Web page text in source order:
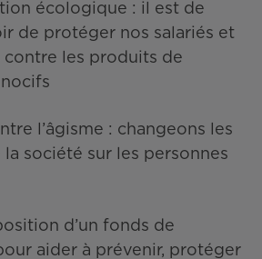
écologique : il est de
de protéger nos salariés et
contre les produits de
l’âgisme : changeons les
la société sur les personnes
d’un fonds de
aider à prévenir, protéger